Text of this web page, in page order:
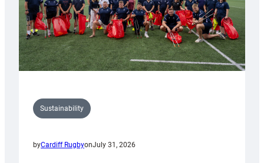
Sustainability
byCardiff RugbyonJuly 31, 2026